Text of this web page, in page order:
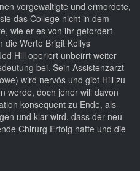
vergewaltigte und ermordete,
das College nicht in dem
wie er es von ihr gefordert
Werte Brigit Kellys
Hill operiert unbeirrt weiter
bei. Sein Assistenzarzt
wird nervös und gibt Hill zu
werde, doch jener will davon
konsequent zu Ende, als
und klar wird, dass der neu
Chirurg Erfolg hatte und die